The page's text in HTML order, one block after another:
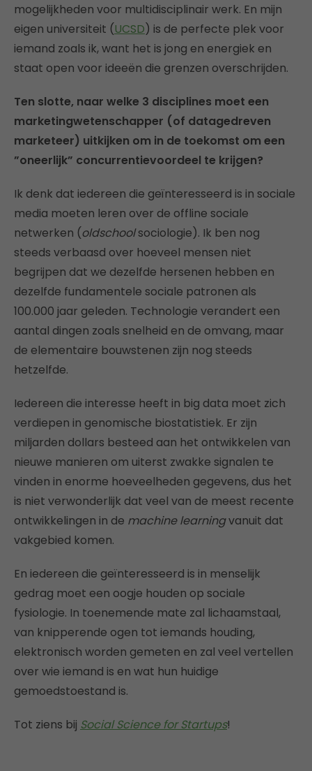
mogelijkheden voor multidisciplinair werk. En mijn
eigen universiteit (UCSD) is de perfecte plek voor
iemand zoals ik, want het is jong en energiek en
staat open voor ideeën die grenzen overschrijden.
Ten slotte, naar welke 3 disciplines moet een
marketingwetenschapper (of datagedreven
marketeer) uitkijken om in de toekomst om een ​​
”oneerlijk” concurrentievoordeel te krijgen?
Ik denk dat iedereen die geïnteresseerd is in sociale
media moeten leren over de offline sociale
netwerken (oldschoolsociologie). Ik ben nog
steeds verbaasd over hoeveel mensen niet
begrijpen dat we dezelfde hersenen hebben en
dezelfde fundamentele sociale patronen als
100.000 jaar geleden. Technologie verandert een
aantal dingen zoals snelheid en de omvang, maar
de elementaire bouwstenen zijn nog steeds
hetzelfde.
Iedereen die interesse heeft in big data moet zich
verdiepen in genomische biostatistiek. Er zijn
miljarden dollars besteed aan het ontwikkelen van
nieuwe manieren om uiterst zwakke signalen te
vinden in enorme hoeveelheden gegevens, dus het
is niet verwonderlijk dat veel van de meest recente
ontwikkelingen in de machine learningvanuit dat
vakgebied komen.
En iedereen die geïnteresseerd is in menselijk
gedrag moet een oogje houden op sociale
fysiologie. In toenemende mate zal lichaamstaal,
van knipperende ogen tot iemands houding,
elektronisch worden gemeten en zal veel vertellen
over wie iemand is en wat hun huidige
gemoedstoestand is.
Tot ziens bij Social Science for Startups!